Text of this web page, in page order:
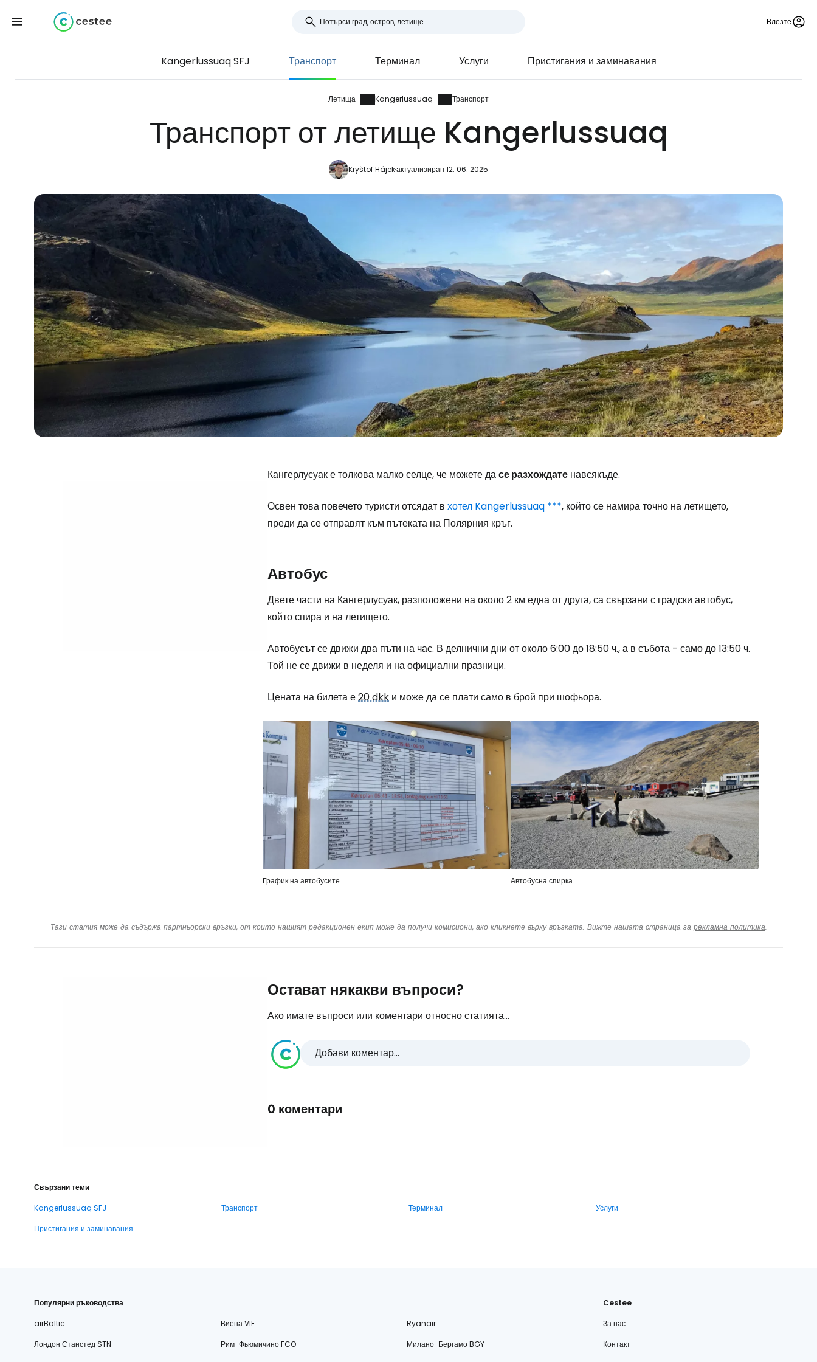
Влезте
Kangerlussuaq SFJ Транспорт Терминал Услуги Пристигания и заминавания
Летища Kangerlussuaq Транспорт
Транспорт от летище Kangerlussuaq
Kryštof Hájekактуализиран 12. 06. 2025
Кангерлусуак е толкова малко селце, че можете дасе разхождате навсякъде.
Освен това повечето туристи отсядат в хотел Kangerlussuaq ***, който се намира точно на летището,
преди да се отправят към пътеката на Полярния кръг.
Автобус
Двете части на Кангерлусуак, разположени на около 2 км една от друга, са свързани с градски автобус,
който спира и на летището.
Автобусът се движи два пъти на час. В делнични дни от около 6:00 до 18:50 ч., а в събота - само до 13:50 ч.
Той не се движи в неделя и на официални празници.
Цената на билета е20 dkk и може да се плати само в брой при шофьора.
График на автобусите Автобусна спирка
Тази статия може да съдържа партньорски връзки, от които нашият редакционен екип може да получи комисиони, ако кликнете върху връзката. Вижте нашата страница за рекламна политика.
Остават някакви въпроси?
Ако имате въпроси или коментари относно статията...
Добави коментар...
0 коментари
Свързани теми
Kangerlussuaq SFJ
Транспорт Терминал
Услуги
Пристигания и заминавания
Популярни ръководства
airBaltic
Виена VIE
Ryanair
Лондон Станстед STN
Рим-Фьюмичино FCO
Милано-Бергамо BGY
Cestee
За нас
Контакт